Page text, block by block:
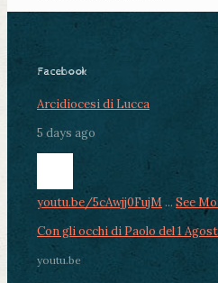
Facebook
Arcidiocesi di Lucca
5 days ago
youtu.be/5cAwjj0FujM ... See
Con gli occhi di Paolo del 1
youtu.be